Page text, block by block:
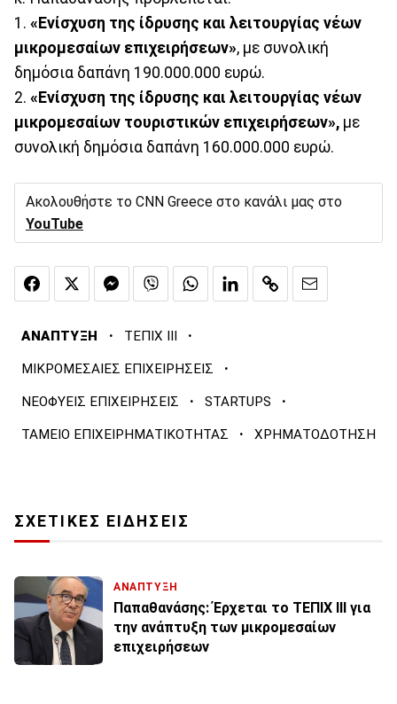
1. «Ενίσχυση της ίδρυσης και λειτουργίας νέων
μικρομεσαίων επιχειρήσεων», με συνολική
δημόσια δαπάνη 190.000.000 ευρώ.
2. «Ενίσχυση της ίδρυσης και λειτουργίας νέων
μικρομεσαίων τουριστικών επιχειρήσεων», με
συνολική δημόσια δαπάνη 160.000.000 ευρώ.
Ακολουθήστε το CNN Greece στο κανάλι μας στο
YouTube
ΑΝΑΠΤΥΞΗ · ΤΕΠΙΧ ΙΙΙ ·
ΜΙΚΡΟΜΕΣΑΙΕΣ ΕΠΙΧΕΙΡΗΣΕΙΣ ·
ΝΕΟΦΥΕΙΣ ΕΠΙΧΕΙΡΗΣΕΙΣ · STARTUPS ·
ΤΑΜΕΙΟ ΕΠΙΧΕΙΡΗΜΑΤΙΚΟΤΗΤΑΣ · ΧΡΗΜΑΤΟΔΟΤΗΣΗ
ΣΧΕΤΙΚΕΣ ΕΙΔΗΣΕΙΣ
ΑΝΑΠΤΥΞΗ
Παπαθανάσης: Έρχεται το ΤΕΠΙΧ ΙΙΙ για
την ανάπτυξη των μικρομεσαίων
επιχειρήσεων